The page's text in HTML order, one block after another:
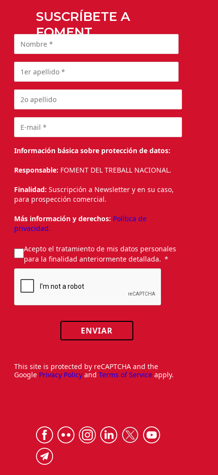
SUSCRÍBETE A
FOMENT
Información básica sobre protección de datos:
Responsable: FOMENT DEL TREBALL NACIONAL.
Finalidad: Suscripción a Newsletter y en su caso,
para prospección comercial.
Más información y derechos: Política de
privacidad.
Acepto el tratamiento de mis datos personales
para la finalidad anteriormente detallada.
ENVIAR
This site is protected by reCAPTCHA and the
Google Privacy Policy and Terms of Service apply.